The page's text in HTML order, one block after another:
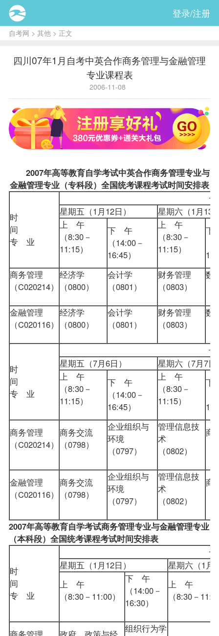
登录/注册
自考网 > 其他 > 正文
四川07年1月自考中英合作商务管理与金融管理
专业课程表
2006-11-08
2007年高等教育自学考试中英合作商务管理专业与
金融管理专业（专科段）全国统考课程考试时间安排表
时
间
专 业
星期五（1月12日）
星期六（1月
上 午
（8:30－
11:15）
下 午
（14:00－
16:45）
上 午
（8:30－
11:15）
下
商务管理
（C020214）
经济学
（0800）
会计学
（0801）
财务管理
（0803）
数
金融管理
（C020116）
经济学
（0800）
会计学
（0801）
财务管理
（0803）
数
时
间
专 业
星期五（7月6日）
星期六（7
上 午
（8:30－
11:15）
下 午
（14:00－
16:45）
上 午
（8:30－
11:15）
下
商务管理
（C020214）
商务交流
（0798）
企业组织与
环境
（0797）
管理信息技
术
（0802）
商
金融管理
（C020116）
商务交流
（0798）
企业组织与
环境
（0797）
管理信息技
术
（0802）
商
2007年高等教育自学考试商务管理专业与金融管理专业
（本科段） 全国统考课程考试时间安排表
时
间
专 业
星期五（1月12日）
星期六（1
上 午
（8:30－11:00）
下 午
（14:00－
16:30）
上 午
（8:30－
组织行为学